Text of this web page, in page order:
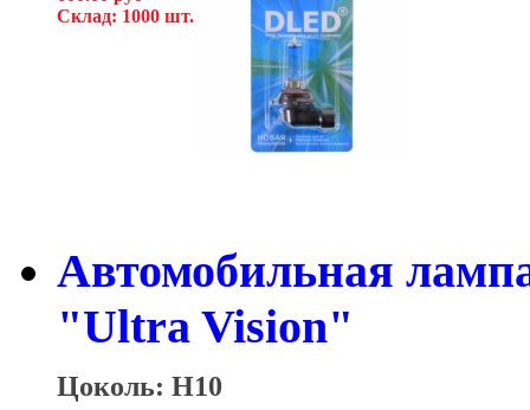
Склад: 1000 шт.
Автомобильная
"Ultra Vision"
Цоколь: H10